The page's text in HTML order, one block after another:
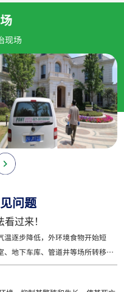
现场
问题
过来！
温逐步降低，外环境食物开始短
地下车库、管道井等场所转移，
是最佳防鼠灭鼠的季节。此时完善